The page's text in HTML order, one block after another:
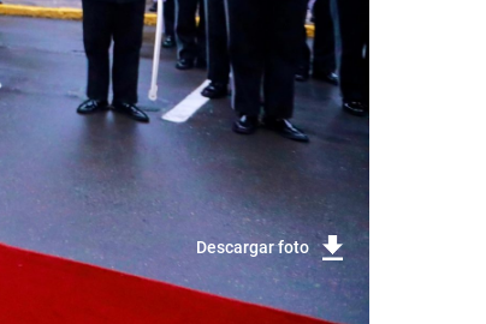
Descargar foto